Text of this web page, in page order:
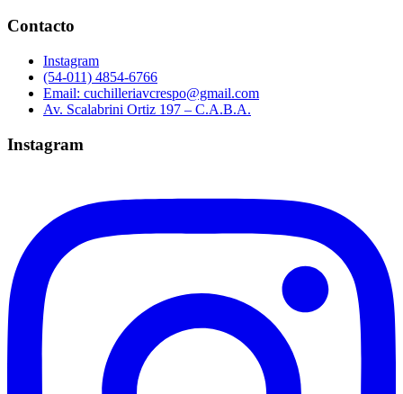
Contacto
Instagram
(54-011) 4854-6766
Email: cuchilleriavcrespo@gmail.com
Av. Scalabrini Ortiz 197 – C.A.B.A.
Instagram